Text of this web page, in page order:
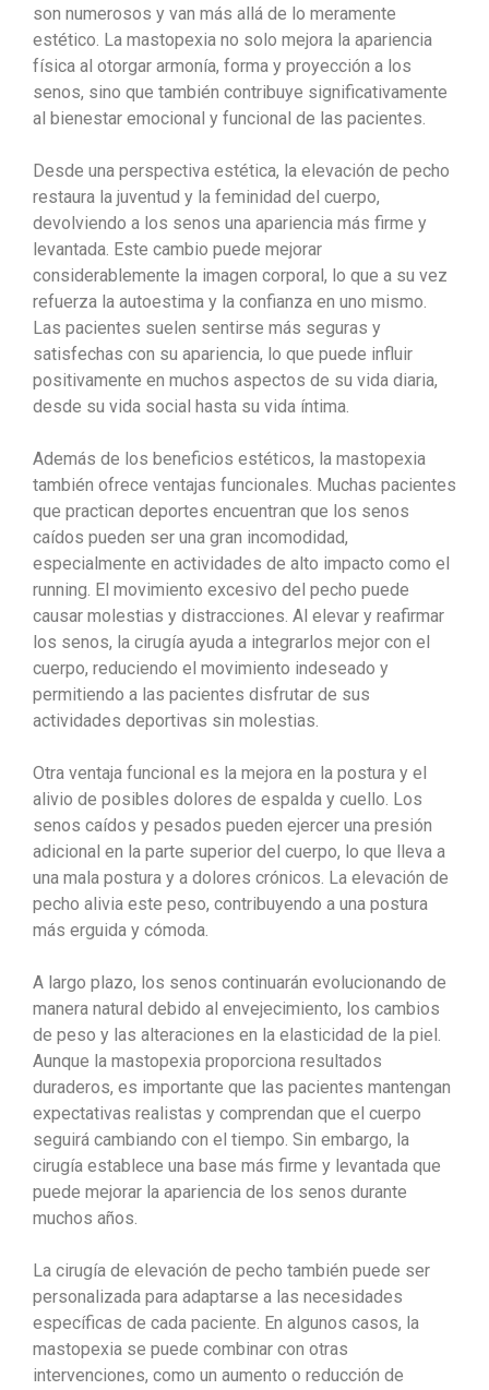
son numerosos y van más allá de lo meramente
estético. La mastopexia no solo mejora la apariencia
física al otorgar armonía, forma y proyección a los
senos, sino que también contribuye significativamente
al bienestar emocional y funcional de las pacientes.
Desde una perspectiva estética, la elevación de pecho
restaura la juventud y la feminidad del cuerpo,
devolviendo a los senos una apariencia más firme y
levantada. Este cambio puede mejorar
considerablemente la imagen corporal, lo que a su vez
refuerza la autoestima y la confianza en uno mismo.
Las pacientes suelen sentirse más seguras y
satisfechas con su apariencia, lo que puede influir
positivamente en muchos aspectos de su vida diaria,
desde su vida social hasta su vida íntima.
Además de los beneficios estéticos, la mastopexia
también ofrece ventajas funcionales. Muchas pacientes
que practican deportes encuentran que los senos
caídos pueden ser una gran incomodidad,
especialmente en actividades de alto impacto como el
running. El movimiento excesivo del pecho puede
causar molestias y distracciones. Al elevar y reafirmar
los senos, la cirugía ayuda a integrarlos mejor con el
cuerpo, reduciendo el movimiento indeseado y
permitiendo a las pacientes disfrutar de sus
actividades deportivas sin molestias.
Otra ventaja funcional es la mejora en la postura y el
alivio de posibles dolores de espalda y cuello. Los
senos caídos y pesados pueden ejercer una presión
adicional en la parte superior del cuerpo, lo que lleva a
una mala postura y a dolores crónicos. La elevación de
pecho alivia este peso, contribuyendo a una postura
más erguida y cómoda.
A largo plazo, los senos continuarán evolucionando de
manera natural debido al envejecimiento, los cambios
de peso y las alteraciones en la elasticidad de la piel.
Aunque la mastopexia proporciona resultados
duraderos, es importante que las pacientes mantengan
expectativas realistas y comprendan que el cuerpo
seguirá cambiando con el tiempo. Sin embargo, la
cirugía establece una base más firme y levantada que
puede mejorar la apariencia de los senos durante
muchos años.
La cirugía de elevación de pecho también puede ser
personalizada para adaptarse a las necesidades
específicas de cada paciente. En algunos casos, la
mastopexia se puede combinar con otras
intervenciones, como un aumento o reducción de